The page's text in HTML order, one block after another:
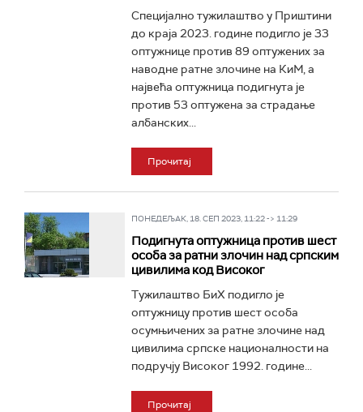
Специјално тужилаштво у Приштини
до краја 2023. године подигло је 33
оптужнице против 89 оптужених за
наводне ратне злочине на КиМ, а
највећа оптужница подигнута је
против 53 оптужена за страдање
албанских...
Прочитај
ПОНЕДЕЉАК, 18. СЕП 2023, 11:22 -> 11:29
Подигнута оптужница против шест
особа за ратни злочин над српским
цивилима код Високог
Тужилаштво БиХ подигло је
оптужницу против шест особа
осумњичених за ратне злочине над
цивилима српске националности на
подручју Високог 1992. године...
Прочитај